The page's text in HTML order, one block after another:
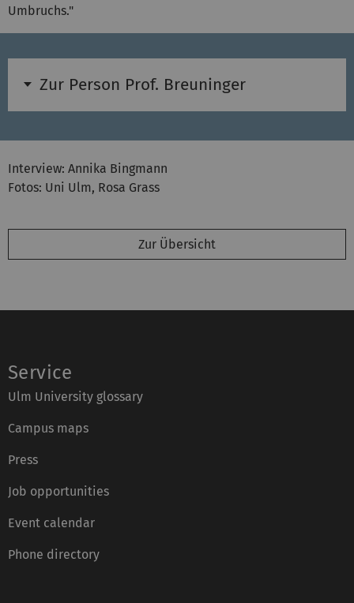
Umbruchs."
Zur Person Prof. Breuninger
Interview: Annika Bingmann
Fotos: Uni Ulm, Rosa Grass
Zur Übersicht
Service
Ulm University glossary
Campus maps
Press
Job opportunities
Event calendar
Phone directory